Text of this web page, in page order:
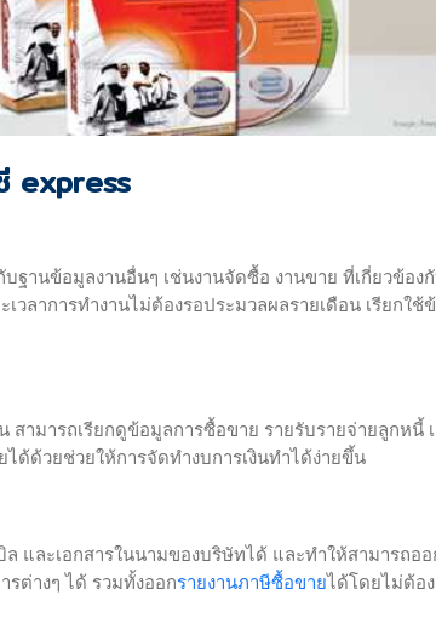
express
บฐานข้อมูลงานอื่นๆ เช่นงานจัดซื้อ งานขาย ที่เกี่ยวข้อง
วลาการทำงานไม่ต้องรอประมวลผลรายเดือน เรียกใช้
ามารถเรียกดูข้อมูลการซื้อขาย รายรับรายจ่ายลูกหนี้
ด้ด้วยช่วยให้การจัดทำงบการเงินทำได้ง่ายขึ้น
และเอกสารในนามของบริษัทได้ และทำให้สามารถออ
ต่างๆ ได้ รวมทั้งออกรายงานภาษีซื้อขายได้โดยไม่ต้อ